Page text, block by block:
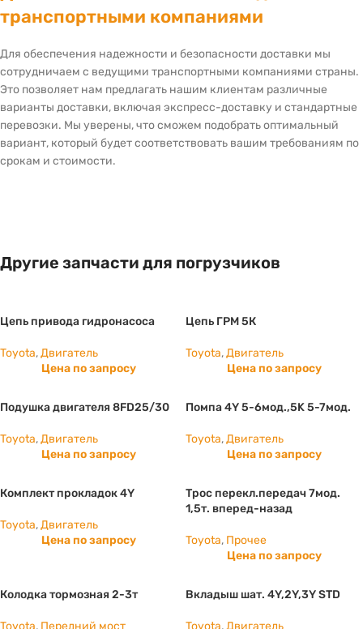
транспортными компаниями
Для обеспечения надежности и безопасности доставки мы
сотрудничаем с ведущими транспортными компаниями страны.
Это позволяет нам предлагать нашим клиентам различные
варианты доставки, включая экспресс-доставку и стандартные
перевозки. Мы уверены, что сможем подобрать оптимальный
вариант, который будет соответствовать вашим требованиям по
срокам и стоимости.
Другие запчасти для погрузчиков
Цепь привода гидронасоса
Toyota,Двигатель
Цена по запросу
Цепь ГРМ 5К
Toyota,Двигатель
Цена по запросу
Подушка двигателя 8FD25/30
Toyota,Двигатель
Цена по запросу
Помпа 4Y 5-6мод.,5K 5-7мод.
Toyota,Двигатель
Цена по запросу
Комплект прокладок 4Y
Toyota,Двигатель
Цена по запросу
Трос перекл.передач 7мод.
1,5т. вперед-назад
Toyota, Прочее
Цена по запросу
Колодка тормозная 2-3т
Toyota, Передний мост
Вкладыш шат. 4Y,2Y,3Y STD
Toyota,Двигатель